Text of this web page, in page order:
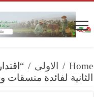
Home
/ الاولى /
الثانية لفائدة